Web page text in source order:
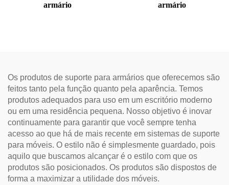
armário armário
Os produtos de suporte para armários que oferecemos são
feitos tanto pela função quanto pela aparência. Temos
produtos adequados para uso em um escritório moderno
ou em uma residência pequena. Nosso objetivo é inovar
continuamente para garantir que você sempre tenha
acesso ao que há de mais recente em sistemas de suporte
para móveis. O estilo não é simplesmente guardado, pois
aquilo que buscamos alcançar é o estilo com que os
produtos são posicionados. Os produtos são dispostos de
forma a maximizar a utilidade dos móveis.